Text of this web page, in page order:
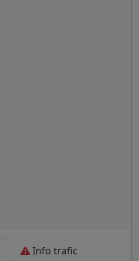
Info trafic